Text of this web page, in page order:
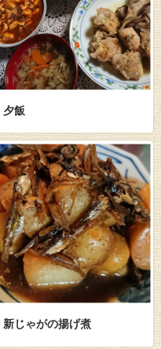
夕飯
新じゃがの揚げ煮